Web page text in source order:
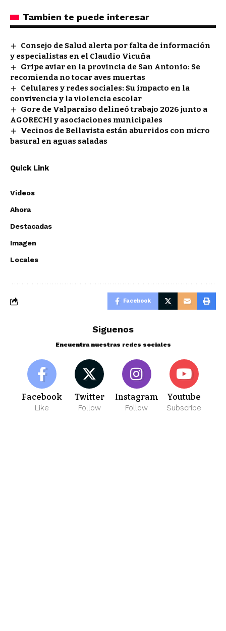
Tambien te puede interesar
Consejo de Salud alerta por falta de información
y especialistas en el Claudio Vicuña
Gripe aviar en la provincia de San Antonio: Se
recomienda no tocar aves muertas
Celulares y redes sociales: Su impacto en la
convivencia y la violencia escolar
Gore de Valparaíso delineó trabajo 2026 junto a
AGORECHI y asociaciones municipales
Vecinos de Bellavista están aburridos con micro
basural en aguas saladas
Quick Link
Videos
Ahora
Destacadas
Imagen
Locales
Facebook
Siguenos
Encuentra nuestras redes sociales
Facebook
Like
Twitter
Follow
Instagram
Follow
Youtube
Subscribe